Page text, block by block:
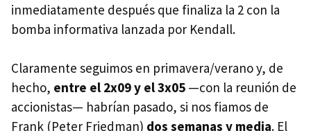
inmediatamente después que finaliza la 2 con la
bomba informativa lanzada por Kendall.
Claramente seguimos en primavera/verano y, de
hecho, entre el 2x09 y el 3x05 —con la reunión de
accionistas— habrían pasado, si nos fiamos de
Frank (Peter Friedman) dos semanas y media. El